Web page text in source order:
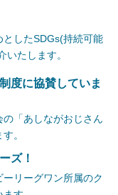
したSDGs(持続可能
いたします。
度に協賛していま
「あしながおじさん
。
ズ！
リーグワン所属のク